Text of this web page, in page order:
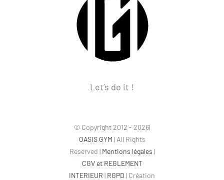
Let’s do it !
© Copyright 2012 - 2026|
OASIS GYM | All Rights
Reserved | Mentions légales |
CGV et REGLEMENT
INTERIEUR | RGPD | Création